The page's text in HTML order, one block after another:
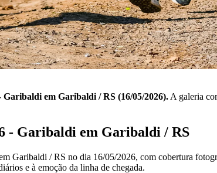
em Garibaldi / RS (16/05/2026). A galeria
- Garibaldi em Garibaldi / RS
Garibaldi / RS no dia 16/05/2026, com cobertura
e à emoção da linha de chegada.